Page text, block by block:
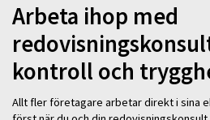
Arbeta ihop med
kontroll och
Allt fler företagare arbetar direkt i sina